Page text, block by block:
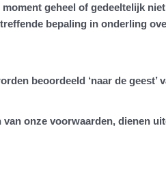
geheel of gedeeltelijk
bepaling in onderling
beoordeeld ‘naar de geest’
onze voorwaarden, dienen